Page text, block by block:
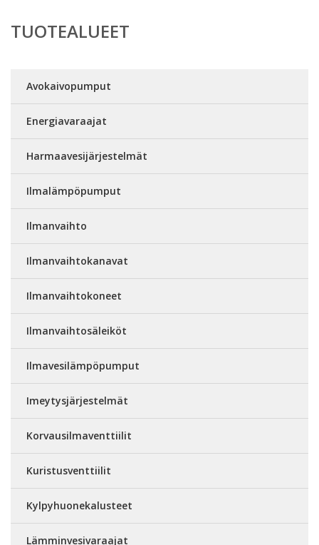
TUOTEALUEET
Avokaivopumput
Energiavaraajat
Harmaavesijärjestelmät
Ilmalämpöpumput
Ilmanvaihto
Ilmanvaihtokanavat
Ilmanvaihtokoneet
Ilmanvaihtosäleiköt
Ilmavesilämpöpumput
Imeytysjärjestelmät
Korvausilmaventtiilit
Kuristusventtiilit
Kylpyhuonekalusteet
Lämminvesivaraajat